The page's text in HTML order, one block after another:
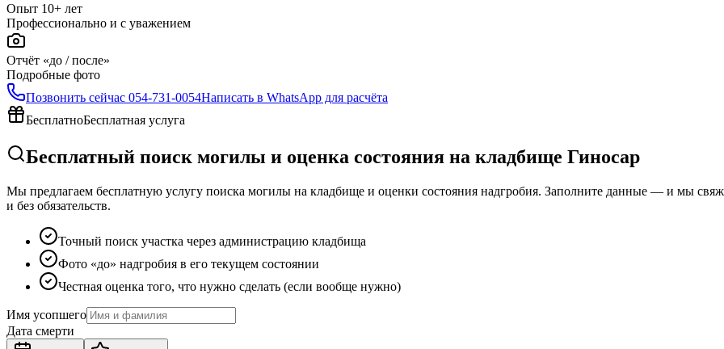
Опыт 10+ лет
Профессионально и с уважением
Отчёт «до / после»
Подробные фото
Позвонить сейчас 054-731-0054Написать в WhatsApp для расчёта
БесплатноБесплатная услуга
Бесплатный поиск могилы и оценка состояния на кладбище Гиносар
Мы предлагаем бесплатную услугу поиска могилы на кладбище и оценки состояния надгробия. Заполните данные — и мы
и без обязательств.
Точный поиск участка через администрацию кладбища
Фото «до» надгробия в его текущем состоянии
Честная оценка того, что нужно сделать (если вообще нужно)
Имя усопшего
Дата смерти